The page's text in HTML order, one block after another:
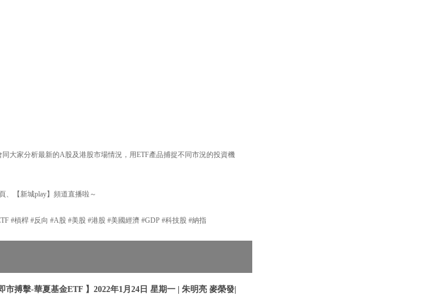
大家分析最新的A股及港股市場情況，用ETF產品捕捉不同市況的投資機
、【新城play】頻道直播啦～
#槓桿 #反向 #A股 #美股 #港股 #美國經濟 #GDP #科技股 #納指
即市搏擊-華夏基金ETF 】2022年1月24日 星期一 | 朱明亮 麥榮發|